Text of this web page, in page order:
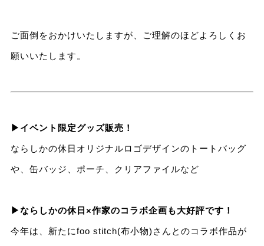
ご面倒をおかけいたしますが、ご理解のほどよろしくお
願いいたします。
▶︎イベント限定グッズ販売！
ならしかの休日オリジナルロゴデザインのトートバッグ
や、缶バッジ、ポーチ、クリアファイルなど
▶︎ならしかの休日×作家のコラボ企画も大好評です！
今年は、新たにfoo stitch(布小物)さんとのコラボ作品が